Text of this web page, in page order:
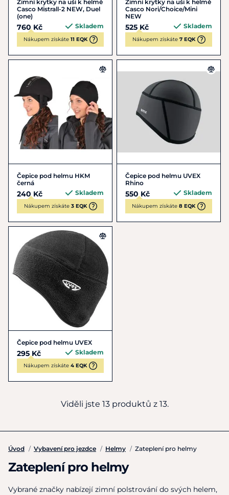
Zimní krytky na uši k helmě
Casco Mistrall-2 NEW, Duel
(one)
760 Kč Skladem
Nákupem získáte 11 EQK
Zimní krytky na uši k helmě
Casco Nori/Choice/Mini
NEW
525 Kč Skladem
Nákupem získáte 7 EQK
Čepice pod helmu HKM
černá
240 Kč Skladem
Nákupem získáte 3 EQK
Čepice pod helmu UVEX
Rhino
550 Kč Skladem
Nákupem získáte 8 EQK
Čepice pod helmu UVEX
295 Kč Skladem
Nákupem získáte 4 EQK
Viděli jste 13 produktů z 13.
Úvod / Vybavení pro jezdce / Helmy / Zateplení pro helmy
Zateplení pro helmy
Vybrané značky nabízejí zimní polstrování do svých helem,